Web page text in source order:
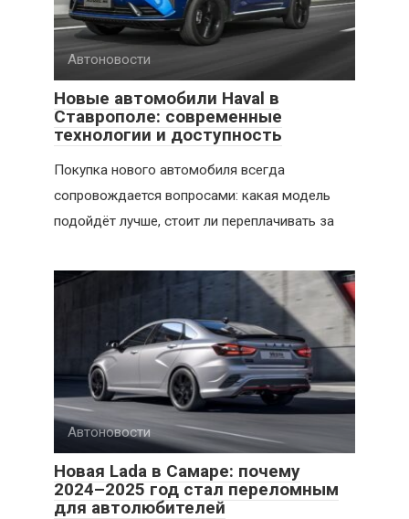
Автоновости
Новые автомобили Haval в
Ставрополе: современные
технологии и доступность
Покупка нового автомобиля всегда
сопровождается вопросами: какая модель
подойдёт лучше, стоит ли переплачивать за
Автоновости
Новая Lada в Самаре: почему
2024–2025 год стал переломным
для автолюбителей